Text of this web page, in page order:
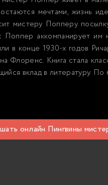
мечтами, жизнь
мистеру Попперу
Поппер аккомпанирует
в конце 1930-х годов
Флоренс. Книга стала
вклад в литературу.
онлайн Пингвины